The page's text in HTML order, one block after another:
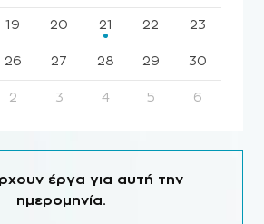
19 20 21 22 23
26 27 28 29 30
2 3 4 5 6
έργα για αυτή την
ημερομηνία.